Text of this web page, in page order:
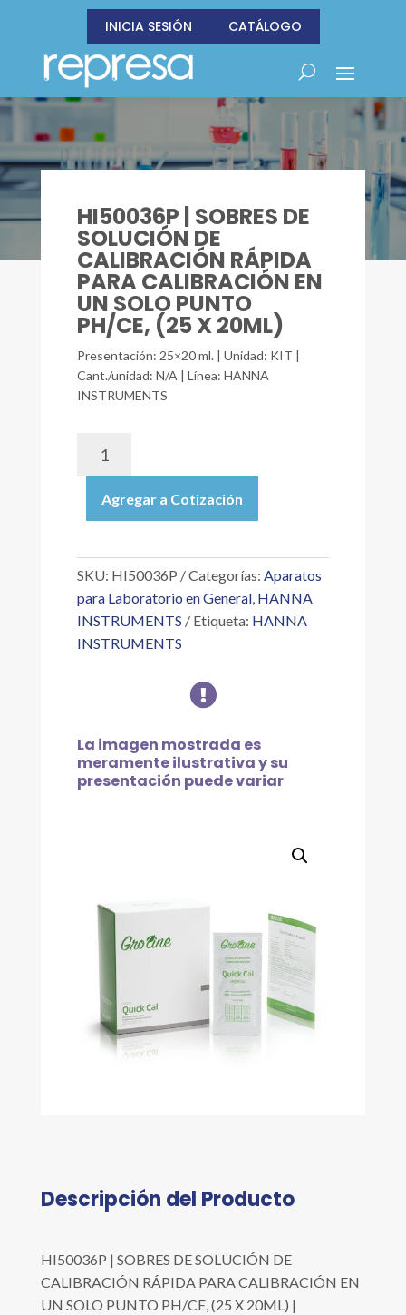
INICIA SESIÓN CATÁLOGO
HI50036P | SOBRES DE
SOLUCIÓN DE
CALIBRACIÓN RÁPIDA
PARA CALIBRACIÓN EN
UN SOLO PUNTO
PH/CE, (25 X 20ML)
Presentación: 25×20 ml. | Unidad: KIT |
Cant./unidad: N/A | Línea: HANNA
INSTRUMENTS
SOLUCIÓN
CALIBRACIÓN
PARA
CALIBRACIÓN
EN
PH/CE,
(25
X
Agregar a Cotización
SKU: HI50036P Categorías: Aparatos
para Laboratorio en General, HANNA
INSTRUMENTS
Etiqueta: HANNA
INSTRUMENTS

La imagen mostrada es
meramente ilustrativa y su
presentación puede variar
Descripción del Producto
HI50036P | SOBRES DE SOLUCIÓN DE
CALIBRACIÓN RÁPIDA PARA CALIBRACIÓN EN
UN SOLO PUNTO PH/CE, (25 X 20ML) |